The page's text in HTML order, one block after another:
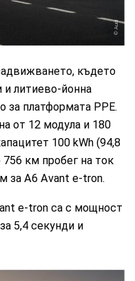
Audi
където
литиево-йонна
за платформата РРЕ.
от 12 модула и 180
100 kWh (94,8
756 км пробег на ток
за A6 Avant e-tron.
e-tron са с мощност
5,4 секунди и